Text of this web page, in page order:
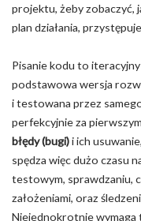
projektu, żeby zobaczyć,
plan działania,
Pisanie kodu to
podstawowa wersja
i testowana przez
perfekcyjnie za
błędy (bugi)i ich
spędza więc dużo czasu
testowym, sprawdzaniu,
założeniami, oraz
Niejednokrotnie wymaga